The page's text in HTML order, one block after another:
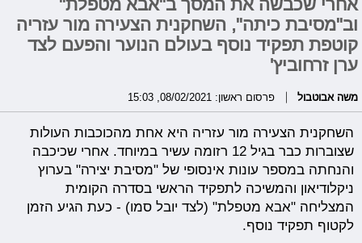
אחרי שכבשה את המסך ב"אבא מטפלת"
וב"מסיבת כיתה", השחקנית הצעירה מור עזריה
קוטפת תפקיד נוסף בעולם הנוער והפעם לצד
ערן זרחוביץ'
משה אבוטבול פרסום ראשון: 08/02/2021, 15:03
השחקנית הצעירה מור עזריה היא אחת מהכוכבות העולות
שצוברות כבר בגיל 12 רזומה עשיר במיוחד. אחרי שכיכבה
והנחתה במספר עונות אינסופי של "מסיבת יצירה" בערוץ
ניקלודיאון והמשיכה לתפקיד הראשי בסדרה הקומית
המצליחה "אבא מטפלת" (לצד יובל סמו) - כעת הגיע הזמן
לקטוף תפקיד נוסף.